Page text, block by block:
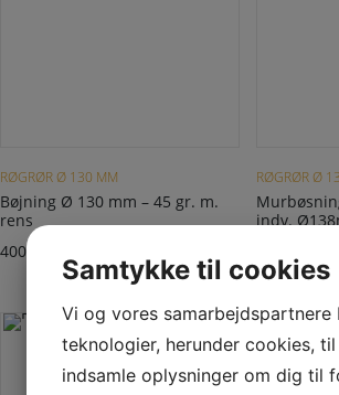
RØGRØR Ø 130 MM
Bøjning Ø 130 mm – 45 gr. m.
rens
400,00
RØGRØR Ø
indv.
Samtykke til cookies
Vi og vores samarbejdspartnere
teknologier, herunder cookies,
indsamle oplysninger om dig til